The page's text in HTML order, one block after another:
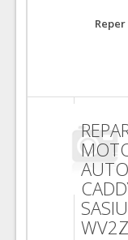
Reper
SASIU